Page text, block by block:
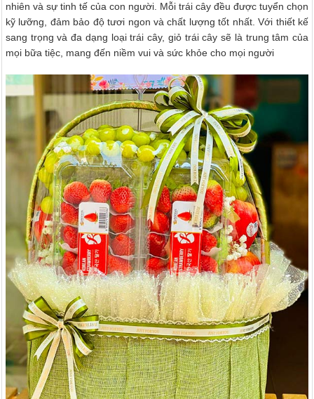
nhiên và sự tinh tế của con người. Mỗi trái cây đều được tuyển chọn
kỹ lưỡng, đảm bảo độ tươi ngon và chất lượng tốt nhất. Với thiết kế
sang trọng và đa dạng loại trái cây, giỏ trái cây sẽ là trung tâm của
mọi bữa tiệc, mang đến niềm vui và sức khỏe cho mọi người